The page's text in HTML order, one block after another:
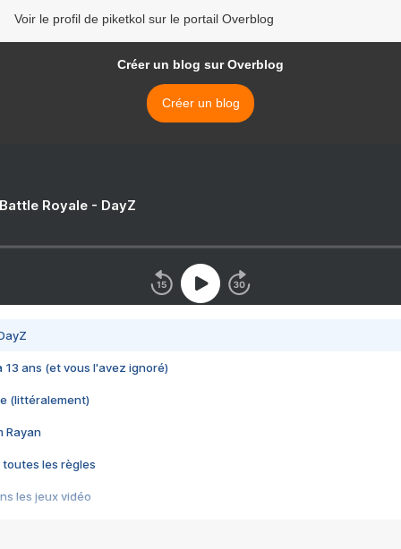
Voir le profil de piketkol sur le portail Overblog
Créer un blog sur Overblog
Créer un blog
Royale - DayZ
13 ans (et vous l'avez ignoré)
(littéralement)
Rayan
toutes les règles
les jeux vidéo